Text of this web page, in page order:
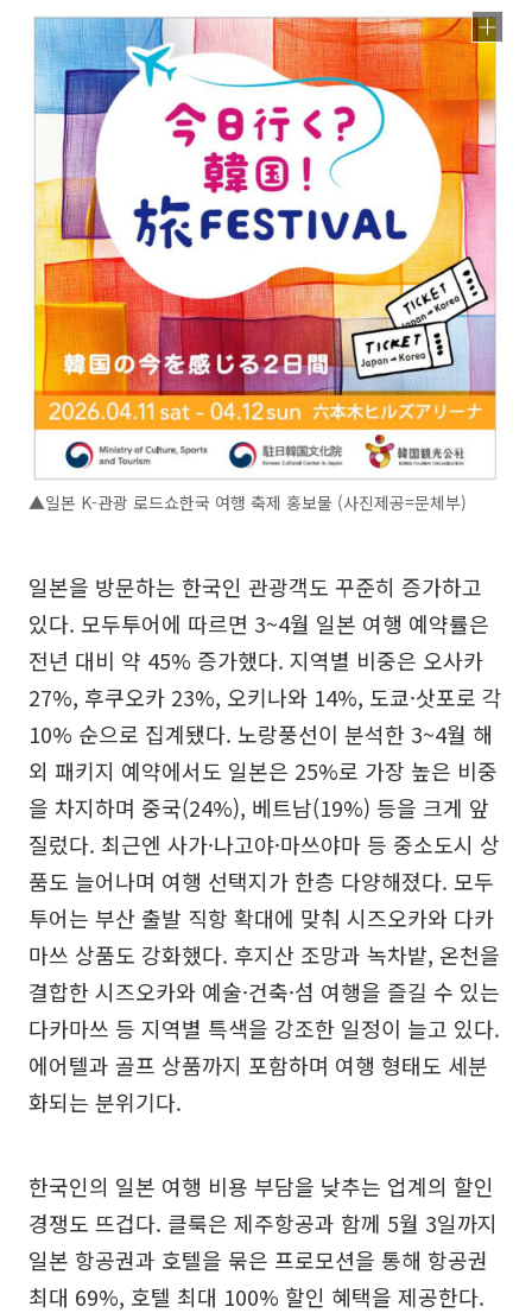
▲일본 K-관광 로드쇼한국 여행 축제 홍보물 (사진제공=문체부)
일본을 방문하는 한국인 관광객도 꾸준히 증가하고
있다. 모두투어에 따르면 3~4월 일본 여행 예약률은
전년 대비 약 45% 증가했다. 지역별 비중은 오사카
27%, 후쿠오카 23%, 오키나와 14%, 도쿄·삿포로 각
10% 순으로 집계됐다. 노랑풍선이 분석한 3~4월 해
외 패키지 예약에서도 일본은 25%로 가장 높은 비중
을 차지하며 중국(24%), 베트남(19%) 등을 크게 앞
질렀다. 최근엔 사가·나고야·마쓰야마 등 중소도시 상
품도 늘어나며 여행 선택지가 한층 다양해졌다. 모두
투어는 부산 출발 직항 확대에 맞춰 시즈오카와 다카
마쓰 상품도 강화했다. 후지산 조망과 녹차밭, 온천을
결합한 시즈오카와 예술·건축·섬 여행을 즐길 수 있는
다카마쓰 등 지역별 특색을 강조한 일정이 늘고 있다.
에어텔과 골프 상품까지 포함하며 여행 형태도 세분
화되는 분위기다.
한국인의 일본 여행 비용 부담을 낮추는 업계의 할인
경쟁도 뜨겁다. 클룩은 제주항공과 함께 5월 3일까지
일본 항공권과 호텔을 묶은 프로모션을 통해 항공권
최대 69%, 호텔 최대 100% 할인 혜택을 제공한다.